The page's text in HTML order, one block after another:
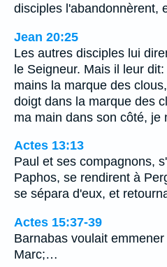
disciples l'abandonnèrent,
Jean 20:25
Les autres disciples lui
le Seigneur. Mais il leur
mains la marque des
doigt dans la marque des
ma main dans son côté, je
Actes 13:13
Paul et ses compagnons,
Paphos, se rendirent à
se sépara d'eux, et
Actes 15:37-39
Barnabas voulait
Marc;…